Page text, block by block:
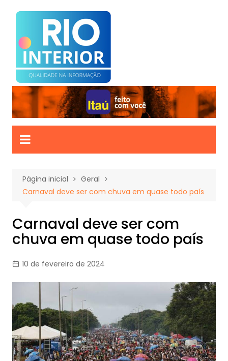
para
conteúdo
Página inicial
Geral
Carnaval deve ser com chuva em quase todo país
Carnaval deve ser com
chuva em quase todo país
10 de fevereiro de 2024